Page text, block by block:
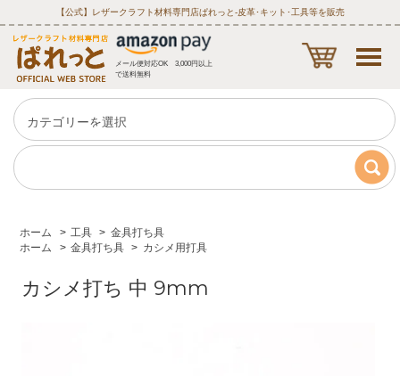
【公式】レザークラフト材料専門店ぱれっと‐皮革･キット･工具等を販売
メール便対応OK 3,000円以上
で送料無料
ホーム > 工具 > 金具打ち具
ホーム
> 金具打ち具 > カシメ用打具
カシメ打ち 中 9mm